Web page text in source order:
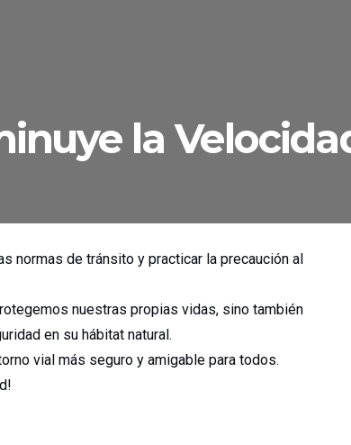
la
normas de tránsito y practicar la precaución al
nuestras propias vidas, sino también
en su hábitat natural.
vial más seguro y amigable para todos.